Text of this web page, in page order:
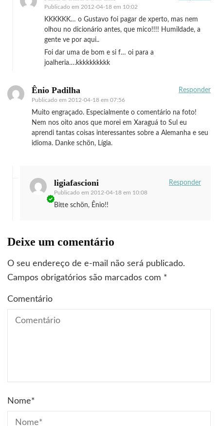
Publicado em 2012-04-18 em 10:02
KKKKKK… o Gustavo foi pagar de xperto, mas nem
olhou no dicionário antes, que mico!!!! Humildade, a
gente ve por aqui..
Foi dar uma de bom e si f… oi para a
joalheria….kkkkkkkkkk
Ênio Padilha
Publicado em 2012-04-18 em 07:56
Responder
Muito engraçado. Especialmente o comentário na foto!
Nem nos oito anos que morei em Xaraguá to Sul eu
aprendi tantas coisas interessantes sobre a Alemanha e seu
idioma. Danke schön, Lígia.
ligiafascioni
Publicado em 2012-04-18 em 10:08
Responder
Bitte schön, Ênio!!
Deixe um comentário
O seu endereço de e-mail não será publicado.
Campos obrigatórios são marcados com *
Comentário
Nome*